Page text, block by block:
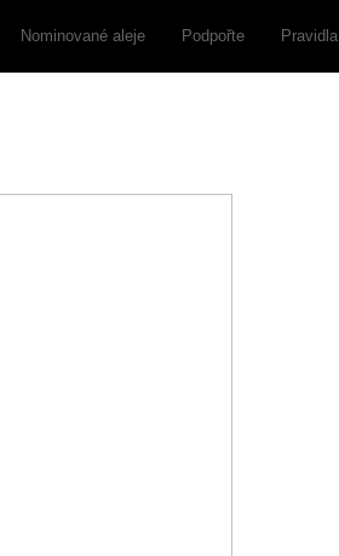
Nominované aleje Podpořte Pravidla